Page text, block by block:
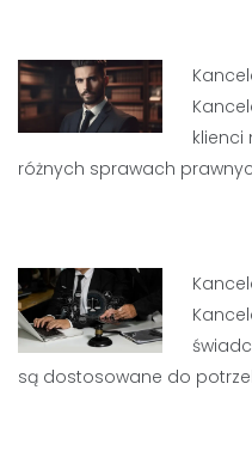
różnych sprawach
są dostosowane do